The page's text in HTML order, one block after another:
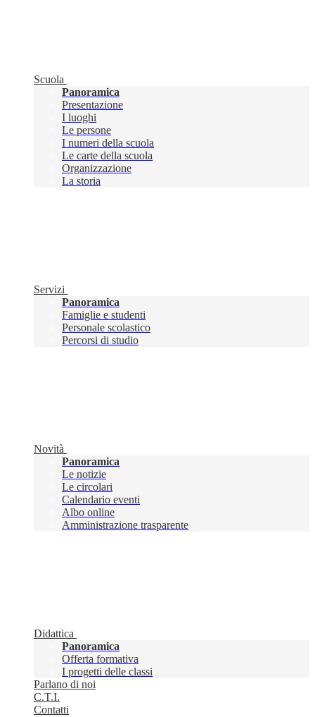
Scuola
Panoramica
Presentazione
I luoghi
Le persone
I numeri della scuola
Le carte della scuola
Organizzazione
La storia
Servizi
Panoramica
Famiglie e studenti
Personale scolastico
Percorsi di studio
Novità
Panoramica
Le notizie
Le circolari
Calendario eventi
Albo online
Amministrazione trasparente
Didattica
Panoramica
Offerta formativa
I progetti delle classi
Parlano di noi
C.T.I.
Contatti